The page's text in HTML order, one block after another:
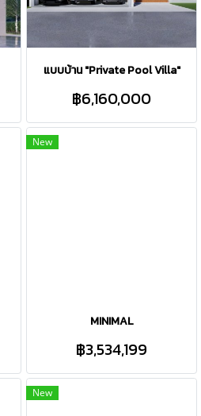
แบบบ้าน "Private Pool Villa"
฿6,160,000
New
MINIMAL
฿3,534,199
New